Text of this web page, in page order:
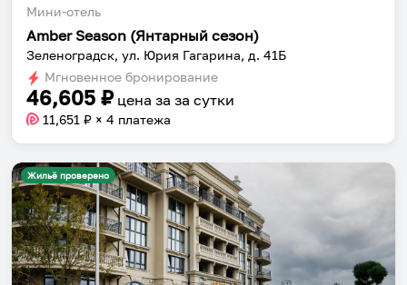
Мини-отель
Amber Season (Янтарный сезон)
Зеленоградск, ул. Юрия Гагарина, д. 41Б
Мгновенное бронирование
46,605 ₽ цена за за сутки
11,651 ₽ × 4 платежа
Жильё проверено